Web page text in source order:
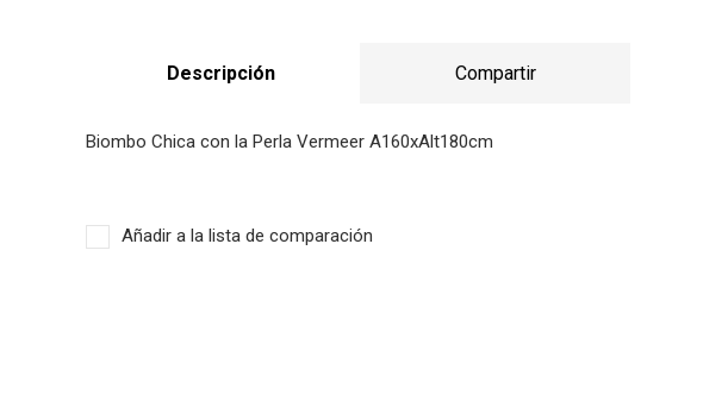
Descripción Compartir
Biombo Chica con la Perla Vermeer A160xAlt180cm
Añadir a la lista de comparación